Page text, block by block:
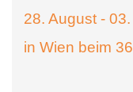
28. August -
in Wien beim